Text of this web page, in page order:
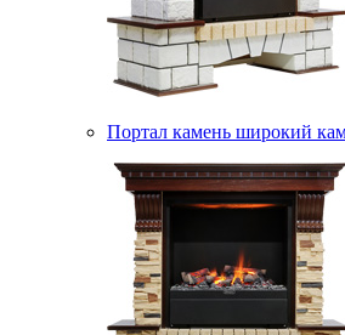
Портал камень широкий